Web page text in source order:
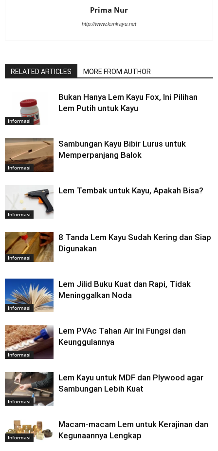
Prima Nur
http://www.lemkayu.net
RELATED ARTICLES MORE FROM AUTHOR
Informasi
Bukan Hanya Lem Kayu Fox, Ini Pilihan
Lem Putih untuk Kayu
Informasi
Sambungan Kayu Bibir Lurus untuk
Memperpanjang Balok
Informasi
Lem Tembak untuk Kayu, Apakah Bisa?
Informasi
8 Tanda Lem Kayu Sudah Kering dan Siap
Digunakan
Informasi
Lem Jilid Buku Kuat dan Rapi, Tidak
Meninggalkan Noda
Informasi
Lem PVAc Tahan Air Ini Fungsi dan
Keunggulannya
Informasi
Lem Kayu untuk MDF dan Plywood agar
Sambungan Lebih Kuat
Informasi
Macam-macam Lem untuk Kerajinan dan
Kegunaannya Lengkap